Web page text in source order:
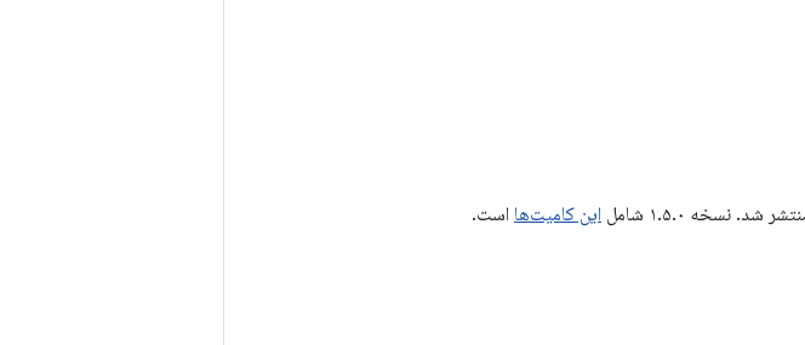
شد. نسخه ۱.۵.۰ شامل این کامیت‌ها است.